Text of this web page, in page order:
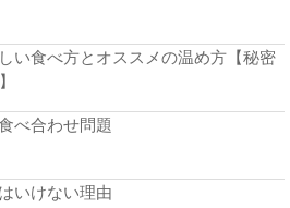
い食べ方とオススメの温め方【秘密
べ合わせ問題
いけない理由